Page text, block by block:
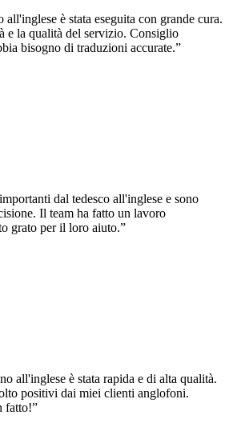
è stata eseguita con grande cura.
e la qualità del servizio. Consiglio
bisogno di traduzioni accurate.”
dal tedesco all'inglese e sono
Il team ha fatto un lavoro
grato per il loro aiuto.”
all'inglese è stata rapida e di alta qualità.
positivi dai miei clienti anglofoni.
fatto!”